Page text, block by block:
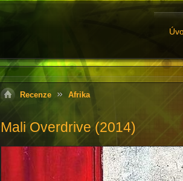
Recenze Afrika
Mali Overdrive (2014)